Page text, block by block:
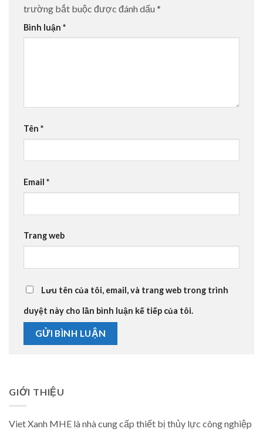
trường bắt buộc được đánh dấu *
Bình luận *
Tên *
Email *
Trang web
Lưu tên của tôi, email, và trang web trong trình
duyệt này cho lần bình luận kế tiếp của tôi.
GIỚI THIỆU
Viet Xanh MHE là nhà cung cấp thiết bị thủy lực công nghiệp